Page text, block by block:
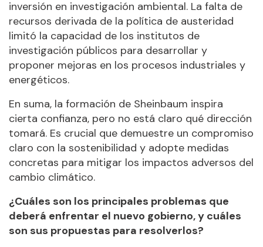
inversión en investigación ambiental. La falta de
recursos derivada de la política de austeridad
limitó la capacidad de los institutos de
investigación públicos para desarrollar y
proponer mejoras en los procesos industriales y
energéticos.
En suma, la formación de Sheinbaum inspira
cierta confianza, pero no está claro qué dirección
tomará. Es crucial que demuestre un compromiso
claro con la sostenibilidad y adopte medidas
concretas para mitigar los impactos adversos del
cambio climático.
¿Cuáles son los principales problemas que
deberá enfrentar el nuevo gobierno, y cuáles
son sus propuestas para resolverlos?